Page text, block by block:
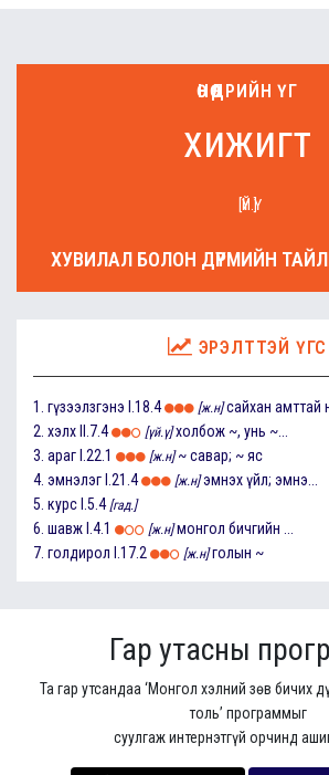
ӨНӨӨДРИЙН ҮГ
хижигт
[ҮЙ.Ү]
ХУВИЛАЛ БОЛОН ДҮРМИЙН
ЭРЭЛТТЭЙ ҮГС
1. гүзээлзгэнэ I.18.4 [ж.н] сайхан амттай
2. хэлх II.7.4 [үй.ү] холбож ~, унь ~...
3. араг I.22.1 [ж.н] ~ савар; ~ яс
4. эмнэлэг I.21.4 [ж.н] эмнэх үйл; эмнэ...
5. курс I.5.4 [гад.]
6. шавж I.4.1 [ж.н] монгол бичгийн ...
7. голдирол I.17.2 [ж.н] голын ~
Гар утасны
Та гар утсандаа ‘Монгол хэлний зөв бичих
толь’ программыг
суулгаж интернэтгүй орчинд